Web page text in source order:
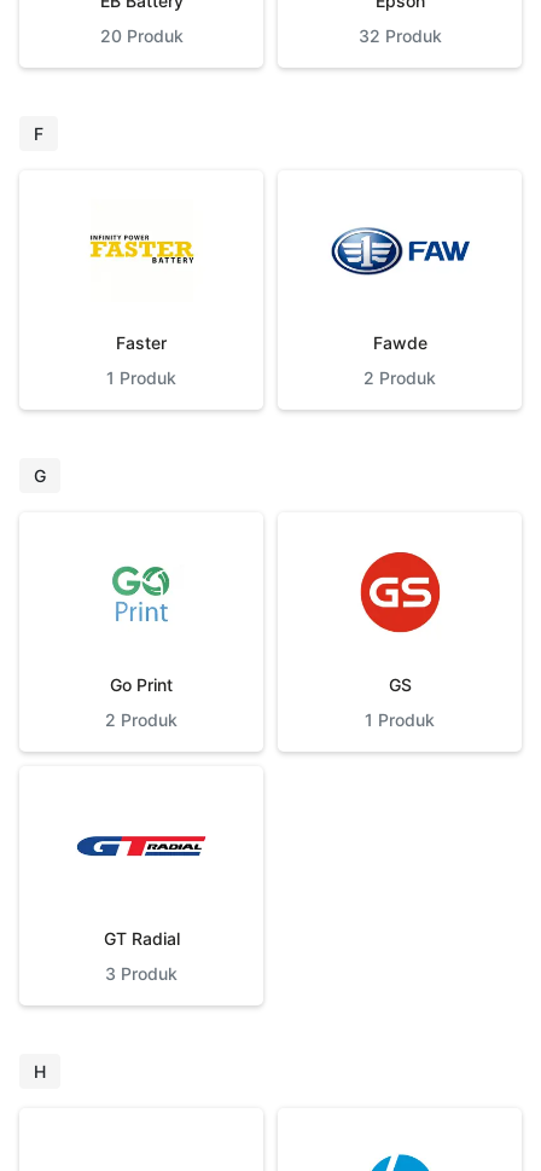
20 Produk
32 Produk
F
Faster
1 Produk
Fawde
2 Produk
G
Go Print
2 Produk
GS
1 Produk
GT Radial
3 Produk
H